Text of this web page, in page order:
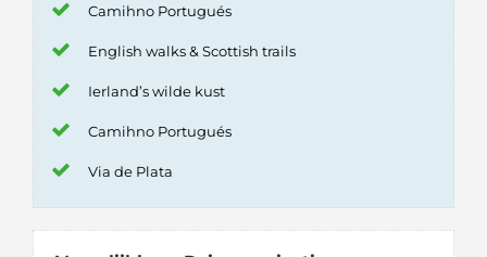
Camihno Portugués
English walks & Scottish trails
Ierland’s wilde kust
Camihno Portugués
Via de Plata